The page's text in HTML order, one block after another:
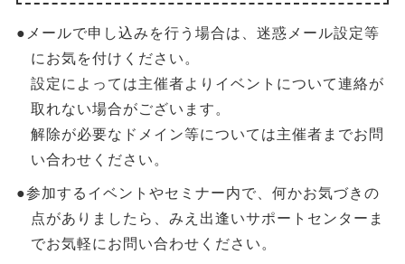
●メールで申し込みを行う場合は、迷惑メール設定等
にお気を付けください。
設定によっては主催者よりイベントについて連絡が
取れない場合がございます。
解除が必要なドメイン等については主催者までお問
い合わせください。
●参加するイベントやセミナー内で、何かお気づきの
点がありましたら、みえ出逢いサポートセンターま
でお気軽にお問い合わせください。